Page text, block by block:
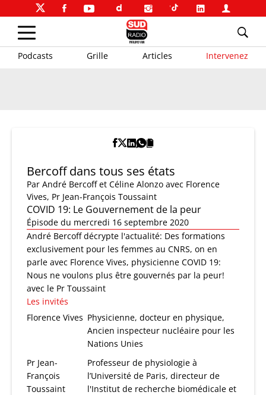
Podcasts Grille Articles Intervenez
Bercoff dans tous ses états
Par André Bercoff et Céline Alonzo avec Florence
Vives, Pr Jean-François Toussaint
COVID 19: Le Gouvernement de la peur
Épisode du mercredi 16 septembre 2020
André Bercoff décrypte l'actualité: Des formations
exclusivement pour les femmes au CNRS, on en
parle avec Florence Vives, physicienne COVID 19:
Nous ne voulons plus être gouvernés par la peur!
avec le Pr Toussaint
Les invités
Florence Vives Physicienne, docteur en physique,
Ancien inspecteur nucléaire pour les
Nations Unies
Pr Jean-
François
Toussaint
Professeur de physiologie à
l’Université de Paris, directeur de
l'Institut de recherche biomédicale et